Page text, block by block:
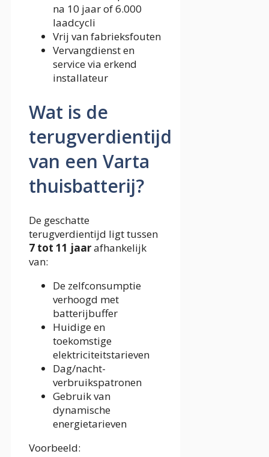
na 10 jaar of 6.000
laadcycli
Vrij van fabrieksfouten
Vervangdienst en
service via erkend
installateur
Wat is de
terugverdientijd
van een Varta
thuisbatterij?
De geschatte
terugverdientijd ligt tussen
7 tot 11 jaarafhankelijk
van:
De zelfconsumptie
verhoogd met
batterijbuffer
Huidige en
toekomstige
elektriciteitstarieven
Dag/nacht-
verbruikspatronen
Gebruik van
dynamische
energietarieven
Voorbeeld: